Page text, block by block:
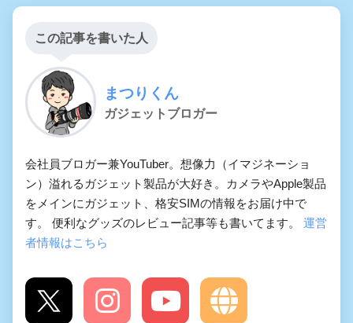
この記事を書いた人
まつりくん
ガジェットブロガー
会社員ブロガー兼YouTuber。想像力（イマジネーショ
ン）溢れるガジェット製品が大好き。カメラやApple製品
をメインにガジェット、格安SIMの情報をお届け中で
す。 便利なグッズのレビュー記事等も書いてます。
運営
者情報はこちら